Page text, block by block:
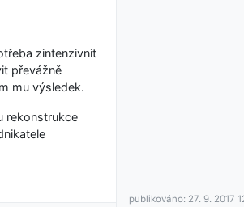
zintenzivnit
převážně
mu výsledek.
rekonstrukce
publikováno: 27. 9. 2017